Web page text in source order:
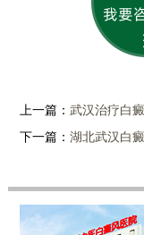
上一篇： 武汉治疗白
下一篇： 湖北武汉白